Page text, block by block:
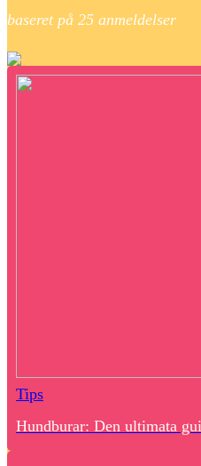
baseret på 25 anmeldelser
Tips
Hundburar: Den ultimata